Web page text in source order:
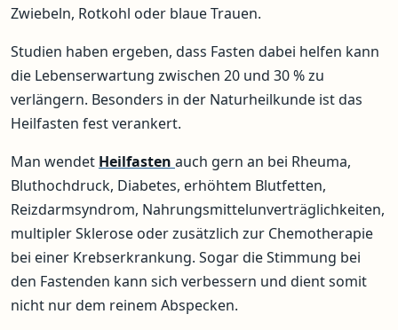
Zwiebeln, Rotkohl oder blaue Trauen.
Studien haben ergeben, dass Fasten dabei helfen kann
die Lebenserwartung zwischen 20 und 30 % zu
verlängern. Besonders in der Naturheilkunde ist das
Heilfasten fest verankert.
Man wendet Heilfasten auch gern an bei Rheuma,
Bluthochdruck, Diabetes, erhöhtem Blutfetten,
Reizdarmsyndrom, Nahrungsmittelunverträglichkeiten,
multipler Sklerose oder zusätzlich zur Chemotherapie
bei einer Krebserkrankung. Sogar die Stimmung bei
den Fastenden kann sich verbessern und dient somit
nicht nur dem reinem Abspecken.